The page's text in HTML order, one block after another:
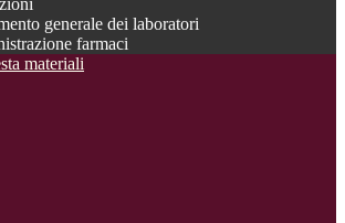
generale dei laboratori
farmaci
materiali